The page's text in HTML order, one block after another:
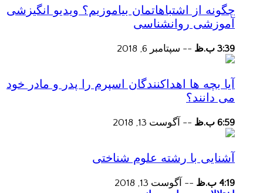
چگونه از اشتباهاتمان بیاموزیم؟ ویدیو انگیزشی
آموزشی روانشناسی
3:39 ب.ظ -- سپتامبر 6, 2018
آیا بچه ها اهداکنندگان اسپرم را پدر و مادر خود
می دانند؟
6:59 ب.ظ -- آگوست 13, 2018
آشنایی با رشته علوم شناختی
4:19 ب.ظ -- آگوست 13, 2018